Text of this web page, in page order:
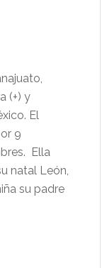
(+) y
El
9
Ella
natal León,
su padre